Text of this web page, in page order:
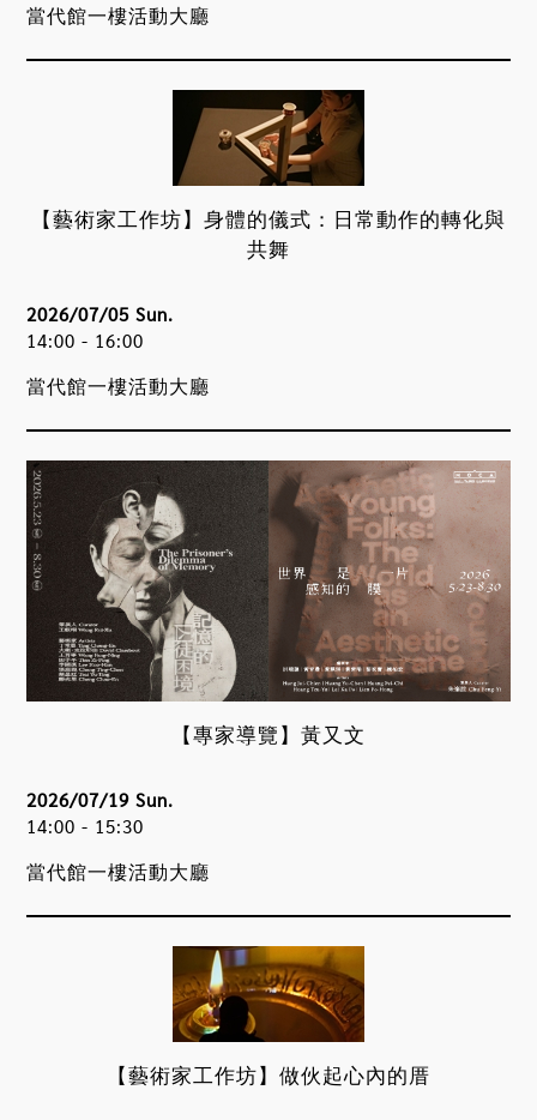
當代館一樓活動大廳
【藝術家工作坊】身體的儀式：日常動作的轉化與
共舞
當代館一樓活動大廳
2026/07/05 Sun.
14:00 - 16:00
【專家導覽】黃又文
當代館一樓活動大廳
2026/07/19 Sun.
14:00 - 15:30
【藝術家工作坊】做伙起心內的厝